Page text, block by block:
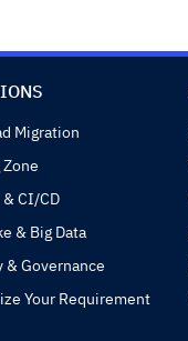
Migration
CI/CD
& Big Data
& Governance
Your Requirement